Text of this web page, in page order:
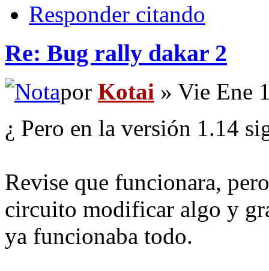
Responder citando
Re: Bug rally dakar 2
por Kotai » Vie Ene
¿ Pero en la versión 1.14
Revise que funcionara,
circuito modificar algo y
ya funcionaba todo.